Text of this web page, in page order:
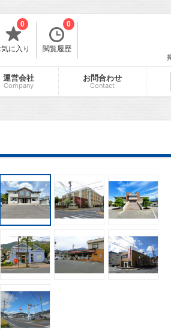
に入り
0
閲覧履歴
0
運営会社
Company
お問合わせ
Contact